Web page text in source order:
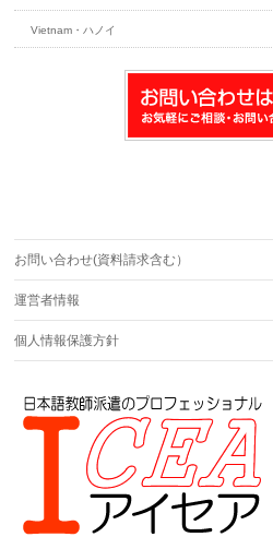
Vietnam・ハノイ
お問い合わせ(資料請求含む）
運営者情報
個人情報保護方針